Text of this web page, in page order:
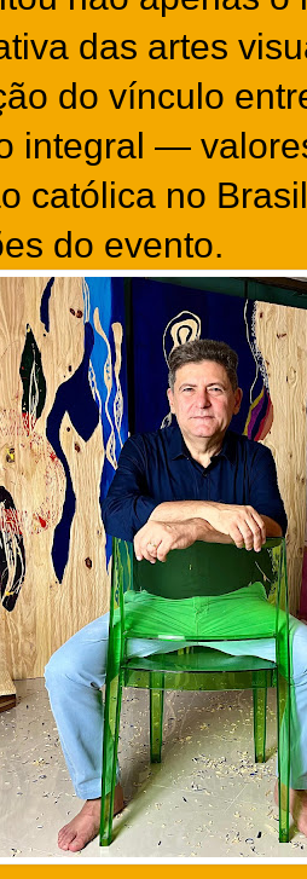
das artes
do vínculo
integral —
católica no
do evento.